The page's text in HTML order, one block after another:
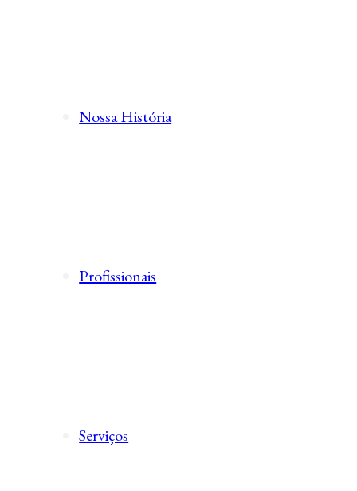
Nossa História
Profissionais
Serviços